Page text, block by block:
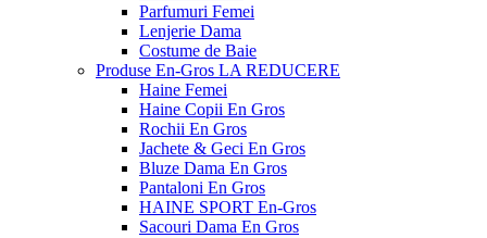
Parfumuri Femei
Lenjerie Dama
Costume de Baie
Produse En-Gros LA REDUCERE
Haine Femei
Haine Copii En Gros
Rochii En Gros
Jachete & Geci En Gros
Bluze Dama En Gros
Pantaloni En Gros
HAINE SPORT En-Gros
Sacouri Dama En Gros